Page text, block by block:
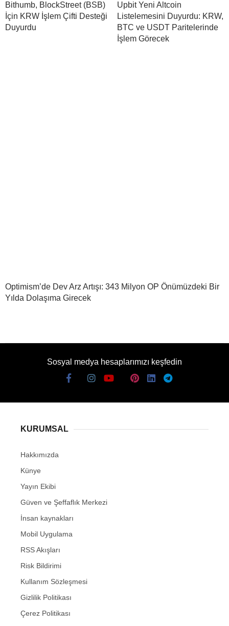
Bithumb, BlockStreet (BSB)
İçin KRW İşlem Çifti Desteği
Duyurdu
Upbit Yeni Altcoin
Listelemesini Duyurdu: KRW,
BTC ve USDT Paritelerinde
İşlem Görecek
Optimism’de Dev Arz Artışı: 343 Milyon OP Önümüzdeki Bir
Yılda Dolaşıma Girecek
Sosyal medya hesaplarımızı keşfedin
KURUMSAL
Hakkımızda
Künye
Yayın Ekibi
Güven ve Şeffaflık Merkezi
İnsan kaynakları
Mobil Uygulama
RSS Akışları
Risk Bildirimi
Kullanım Sözleşmesi
Gizlilik Politikası
Çerez Politikası